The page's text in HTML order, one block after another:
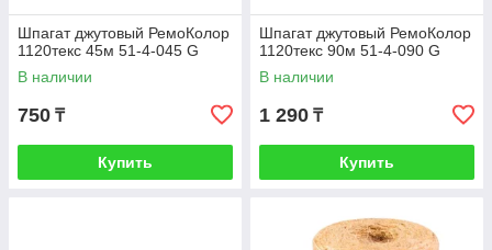
Шпагат джутовый РемоКолор
1120текс 45м 51-4-045 G
В наличии
750 ₸
Купить
Шпагат джутовый РемоКолор
1120текс 90м 51-4-090 G
В наличии
1 290 ₸
Купить